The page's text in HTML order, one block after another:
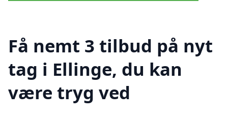
Få nemt 3 tilbud på nyt
tag i Ellinge, du kan
være tryg ved